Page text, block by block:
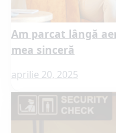
Am parcat lângă
mea sinceră
aprilie 20, 2025